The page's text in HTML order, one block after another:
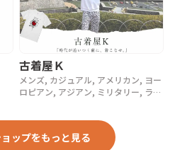
古着屋Ｋ
メンズ, カジュアル, アメリカン, ヨー
ロピアン, アジアン, ミリタリー, ラグ
ップをもっと見る